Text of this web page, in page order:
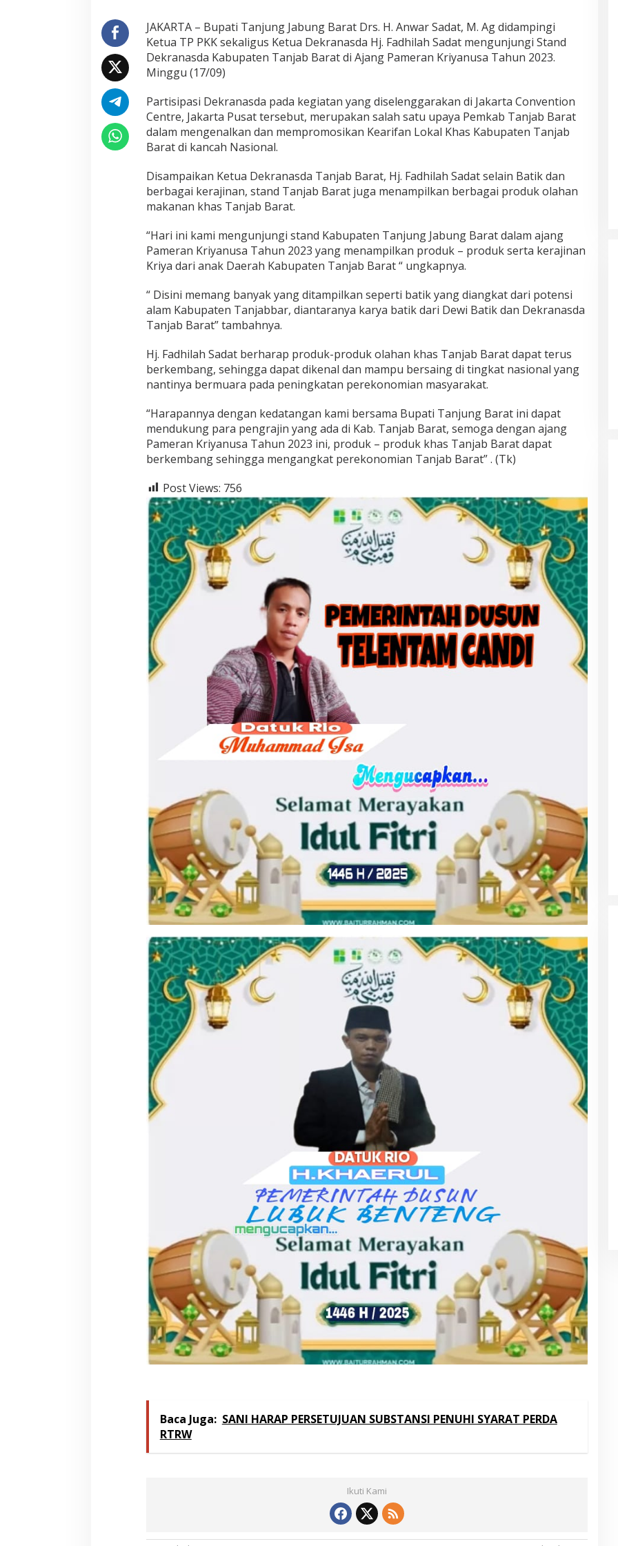
j
u
n
g
i
S
t
a
n
d
D
r
a
n
s
a
P
d
a
P
a
e
r
a
n
r
i
y
a
s
a
2
0
2
3
JAKARTA – Bupati Tanjung Jabung Barat Drs. H. Anwar Sadat, M. Ag didampingi
Ketua TP PKK sekaligus Ketua Dekranasda Hj. Fadhilah Sadat mengunjungi Stand
Dekranasda Kabupaten Tanjab Barat di Ajang Pameran Kriyanusa Tahun 2023.
Minggu (17/09)
Partisipasi Dekranasda pada kegiatan yang diselenggarakan di Jakarta Convention
Centre, Jakarta Pusat tersebut, merupakan salah satu upaya Pemkab Tanjab Barat
dalam mengenalkan dan mempromosikan Kearifan Lokal Khas Kabupaten Tanjab
Barat di kancah Nasional.
Disampaikan Ketua Dekranasda Tanjab Barat, Hj. Fadhilah Sadat selain Batik dan
berbagai kerajinan, stand Tanjab Barat juga menampilkan berbagai produk olahan
makanan khas Tanjab Barat.
“Hari ini kami mengunjungi stand Kabupaten Tanjung Jabung Barat dalam ajang
Pameran Kriyanusa Tahun 2023 yang menampilkan produk – produk serta kerajinan
Kriya dari anak Daerah Kabupaten Tanjab Barat “ ungkapnya.
“ Disini memang banyak yang ditampilkan seperti batik yang diangkat dari potensi
alam Kabupaten Tanjabbar, diantaranya karya batik dari Dewi Batik dan Dekranasda
Tanjab Barat” tambahnya.
Hj. Fadhilah Sadat berharap produk-produk olahan khas Tanjab Barat dapat terus
berkembang, sehingga dapat dikenal dan mampu bersaing di tingkat nasional yang
nantinya bermuara pada peningkatan perekonomian masyarakat.
“Harapannya dengan kedatangan kami bersama Bupati Tanjung Barat ini dapat
mendukung para pengrajin yang ada di Kab. Tanjab Barat, semoga dengan ajang
Pameran Kriyanusa Tahun 2023 ini, produk – produk khas Tanjab Barat dapat
berkembang sehingga mengangkat perekonomian Tanjab Barat” . (Tk)
Post Views: 756
Baca Juga: SANI HARAP PERSETUJUAN SUBSTANSI PENUHI SYARAT PERDA
RTRW
Ikuti Kami
Hasil Quick Count, PSU Pilkada
Bungo Pasangan Dedy Dayat
Unggul 220 Suara
Di Bungo, Politik